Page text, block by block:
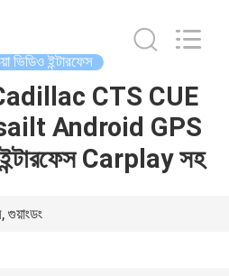
ভিডিও ইন্টারফেস
CTS CUE
Android GPS
ইন্টারফেস Carplay সহ
গুয়াংডং